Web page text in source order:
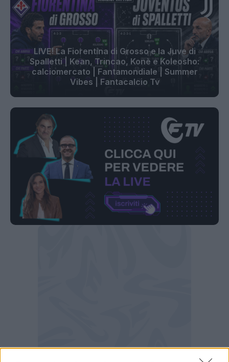
LIVE! La Fiorentina di Grosso e la Juve di
Spalletti | Kean, Trincao, Konè e Koleosho:
calciomercato | Fantamondiale | Summer
Vibes | Fantacalcio Tv